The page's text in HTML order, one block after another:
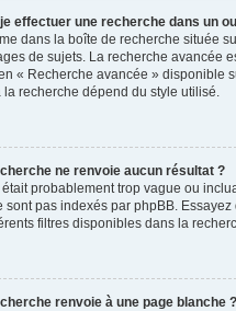
effectuer une recherche dans un
dans la boîte de recherche située
de sujets. La recherche avancée
« Recherche avancée » disponible
la recherche dépend du style utilisé.
ne renvoie aucun résultat ?
probablement trop vague ou
sont pas indexés par phpBB. Essayez
filtres disponibles dans la
renvoie à une page blanche